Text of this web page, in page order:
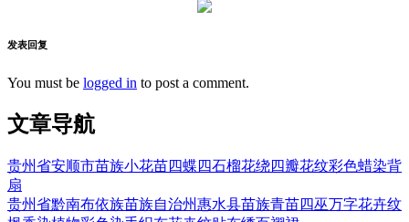
发表回复
You must be logged in to post a comment.
文章导航
贵州省安顺市苗族小花苗四蝶四石榴花绕四瓣花纹彩色蜡染背
扇
贵州省黔南布依族苗族自治州惠水县苗族青苗四巫万字花卉纹